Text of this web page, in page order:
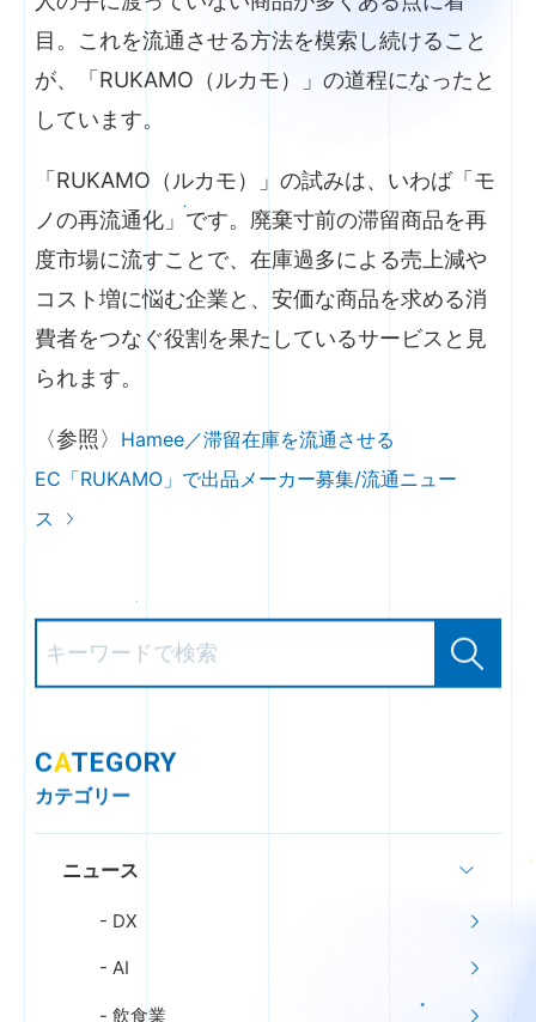
目。これを流通させる方法を模索し続けること
が、「RUKAMO（ルカモ）」の道程になったと
しています。
「RUKAMO（ルカモ）」の試みは、いわば「モ
ノの再流通化」です。廃棄寸前の滞留商品を再
度市場に流すことで、在庫過多による売上減や
コスト増に悩む企業と、安価な商品を求める消
費者をつなぐ役割を果たしているサービスと見
られます。
〈参照〉
Hamee／滞留在庫を流通させる
EC「RUKAMO」で出品メーカー募集/流通ニュー
ス
CATEGORY
カテゴリー
ニュース
DX
AI
飲食業